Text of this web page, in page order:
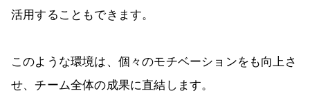
活用することもできます。
このような環境は、個々のモチベーションをも向上さ
せ、チーム全体の成果に直結します。